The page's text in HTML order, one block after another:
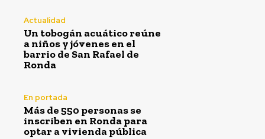
Actualidad
Un tobogán acuático reúne
a niños y jóvenes en el
barrio de San Rafael de
Ronda
En portada
Más de 550 personas se
inscriben en Ronda para
optar a vivienda pública